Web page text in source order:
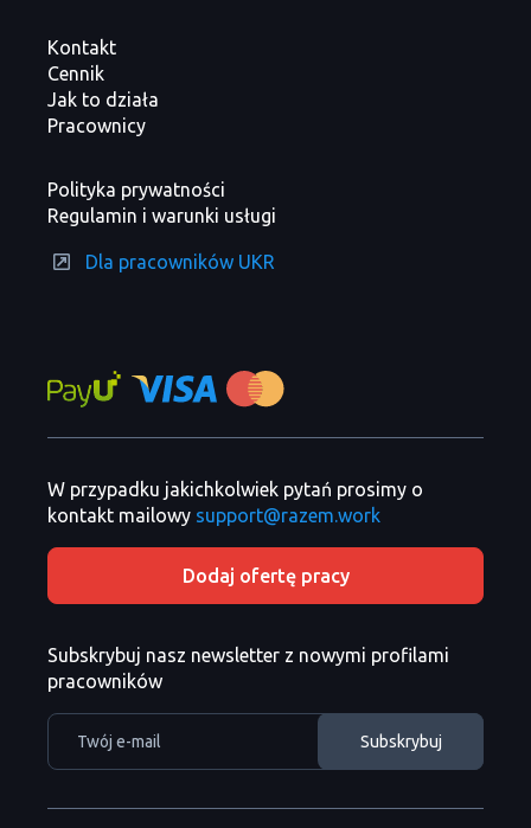
Kontakt
Cennik
Jak to działa
Pracownicy
Polityka prywatności
Regulamin i warunki usługi
Dla pracowników UKR
W przypadku jakichkolwiek pytań prosimy o
kontakt mailowy support@razem.work
Dodaj ofertę pracy
Subskrybuj nasz newsletter z nowymi profilami
pracowników